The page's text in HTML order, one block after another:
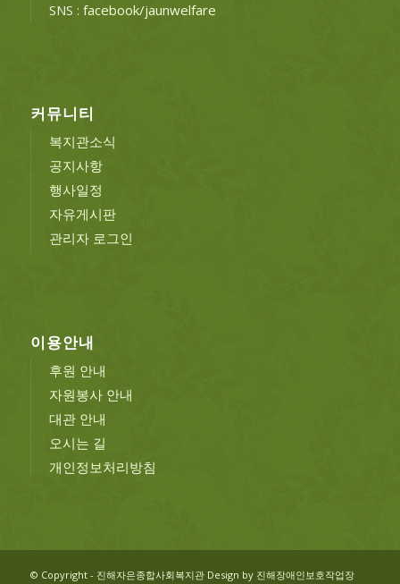
SNS : facebook/jaunwelfare
커뮤니티
복지관소식
공지사항
행사일정
자유게시판
관리자 로그인
이용안내
후원 안내
자원봉사 안내
대관 안내
오시는 길
개인정보처리방침
© Copyright - 진해자은종합사회복지관 Design by 진해장애인보호작업장